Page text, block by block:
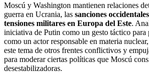
Moscú y Washington mantienen relaciones
guerra en Ucrania, las sanciones
tensiones militares en Europa del Este.
iniciativa de Putin como un gesto táctico para
como un actor responsable en materia
este tema de otros frentes conflictivos y
para moderar ciertas políticas que Moscú
desestabilizadoras.